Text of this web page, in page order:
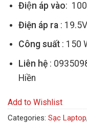
Điện áp vào:
Điện áp ra:
Công suất: 150
Liên hệ:
Hiền
Add to Wishlist
Categories: Sạc Laptop,